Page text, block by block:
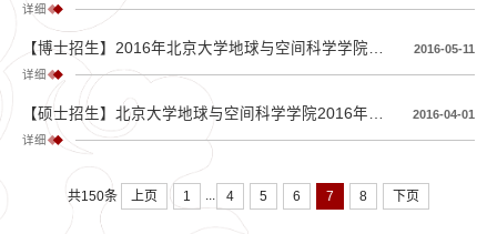
详细
2016-05-11
详细
2016-04-01
详细
共150条 上页 1 ... 4 5 6 7 8 下页